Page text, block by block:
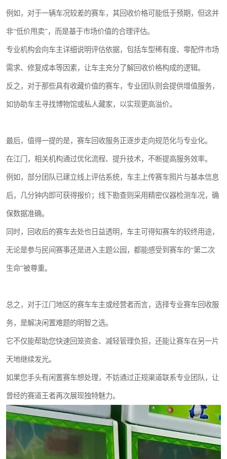
例如，对于一辆车况较差的赛车，其回收价格可能低于预期，但这并
非“低价甩卖”，而是基于市场价值的合理评估。
专业机构会向车主详细说明评估依据，包括车型稀有度、零配件市场
需求、修复成本等因素，让车主充分了解回收价格构成的逻辑。
反之，对于那些具有收藏价值的赛车，专业团队则会提供增值服务，
如协助车主寻找博物馆或私人藏家，以实现更高溢价。
最后，值得一提的是，赛车回收服务正逐步走向规范化与专业化。
在江门，相关机构通过优化流程、提升技术，不断提高服务效率。
例如，部分团队已建立线上评估系统，车主上传赛车照片与基本信息
后，几分钟内即可获得报价；线下勘查则采用精密仪器检测车况，确
保数据准确。
同时，回收后的赛车去处也日益透明，车主可得知赛车的较终用途，
无论是参与民间赛事还是进入主题公园，都能感受到赛车的“第二次
生命”被尊重。
总之，对于江门地区的赛车车主或经营者而言，选择专业赛车回收服
务，是解决闲置难题的明智之选。
它不仅能帮助您快速回笼资金、减轻管理负担，还能让赛车在另一片
天地继续发光。
如果您手头有闲置赛车想处理，不妨通过正规渠道联系专业团队，让
曾经的赛道王者再次展现独特魅力。